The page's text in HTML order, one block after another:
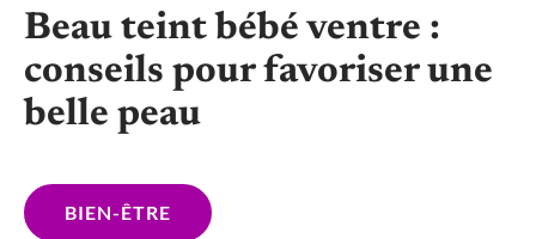
Beau teint bébé ventre :
conseils pour favoriser une
belle peau
BIEN-ÊTRE